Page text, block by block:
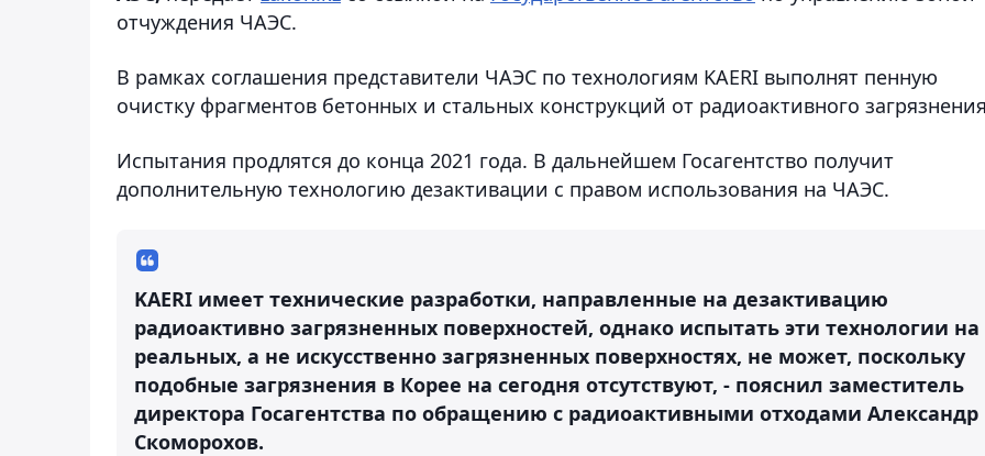
отчуждения ЧАЭС.
В рамках соглашения представители ЧАЭС по технологиям KAERI выполнят пенную
очистку фрагментов бетонных и стальных конструкций от радиоактивного
Испытания продлятся до конца 2021 года. В дальнейшем Госагентство получит
дополнительную технологию дезактивации с правом использования на ЧАЭС.
KAERI имеет технические разработки, направленные на дезактивацию
радиоактивно загрязненных поверхностей, однако испытать эти технологии на
реальных, а не искусственно загрязненных поверхностях, не может, поскольку
подобные загрязнения в Корее на сегодня отсутствуют, - пояснил заместитель
директора Госагентства по обращению с радиоактивными отходами Александр
Скоморохов.